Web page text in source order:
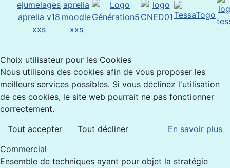
Choix utilisateur pour les Cookies
Nous utilisons des cookies afin de vous proposer les
meilleurs services possibles. Si vous déclinez l'utilisation
de ces cookies, le site web pourrait ne pas fonctionner
correctement.
Tout accepter
Tout décliner
En savoir plus
Commercial
Ensemble de techniques ayant pour objet la stratégie